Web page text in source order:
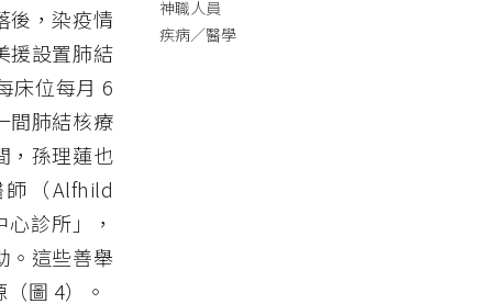
後，染疫情
援設置肺結
床位每月 6
間肺結核療
，孫理蓮也
（Alfhild
診所」，
。這些善舉
圖 4）。
神職人員
疾病／醫學